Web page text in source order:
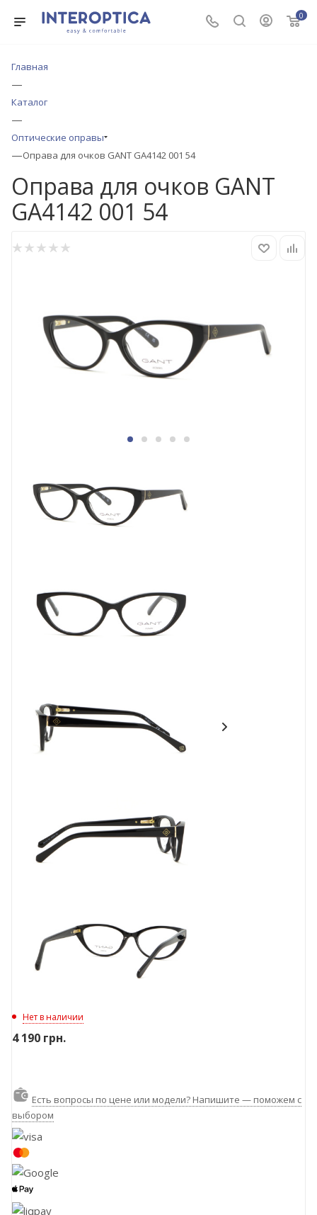
0
Главная
—
Каталог
—
Оптические оправы
—Оправа для очков GANT GA4142 001 54
Оправа для очков GANT
GA4142 001 54
Нет в наличии
4 190 грн.
Есть вопросы по цене или модели? Напишите — поможем с
выбором